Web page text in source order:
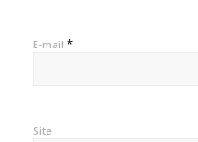
E-mail *
Site